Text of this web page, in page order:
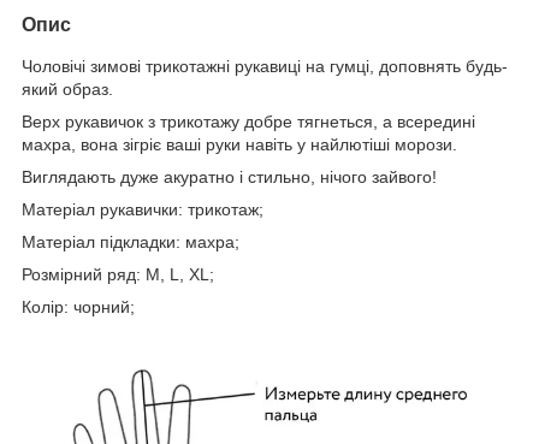
Опис
Чоловічі зимові трикотажні рукавиці на гумці, доповнять будь-
який образ.
Верх рукавичок з трикотажу добре тягнеться, а всередині
махра, вона зігріє ваші руки навіть у найлютіші морози.
Виглядають дуже акуратно і стильно, нічого зайвого!
Матеріал рукавички: трикотаж;
Матеріал підкладки: махра;
Розмірний ряд: M, L, XL;
Колір: чорний;